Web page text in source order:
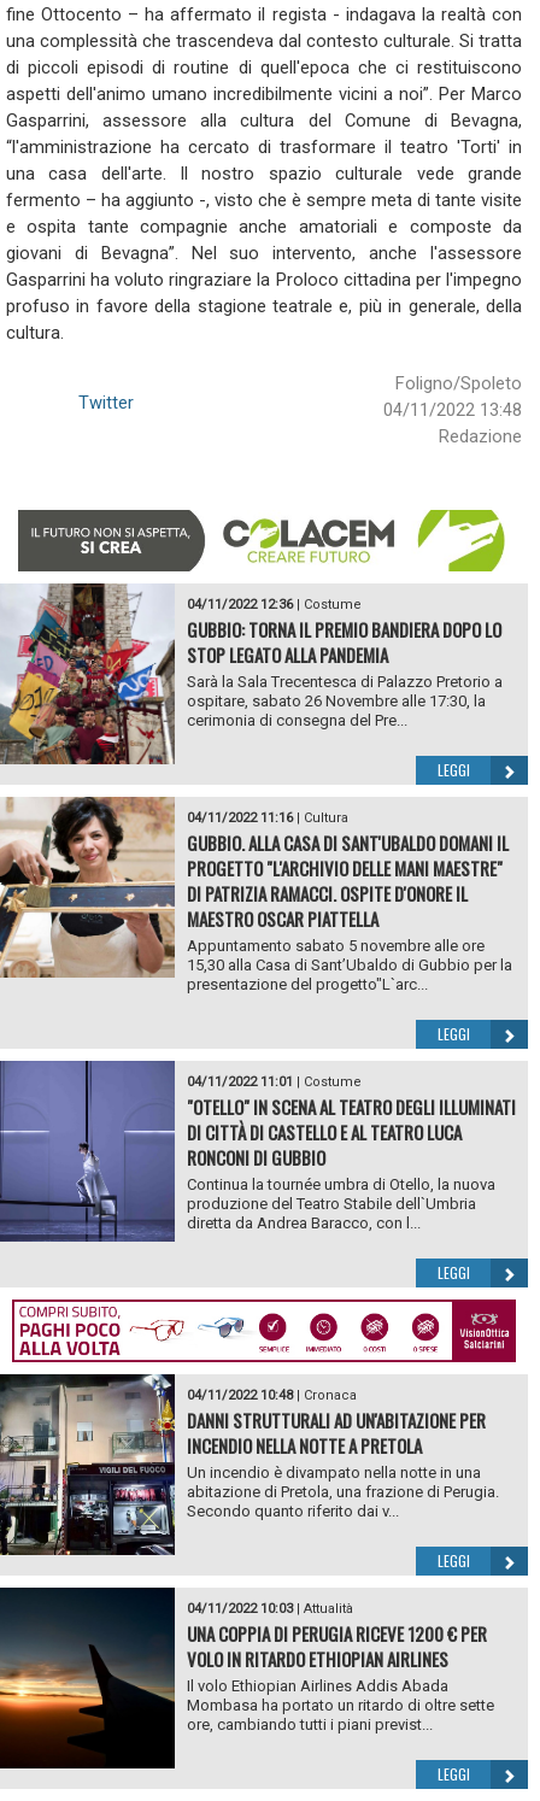
fine Ottocento – ha affermato il regista - indagava la realtà con
una complessità che trascendeva dal contesto culturale. Si tratta
di piccoli episodi di routine di quell'epoca che ci restituiscono
aspetti dell'animo umano incredibilmente vicini a noi”. Per Marco
Gasparrini, assessore alla cultura del Comune di Bevagna,
“l'amministrazione ha cercato di trasformare il teatro 'Torti' in
una casa dell'arte. Il nostro spazio culturale vede grande
fermento – ha aggiunto -, visto che è sempre meta di tante visite
e ospita tante compagnie anche amatoriali e composte da
giovani di Bevagna”. Nel suo intervento, anche l'assessore
Gasparrini ha voluto ringraziare la Proloco cittadina per l'impegno
profuso in favore della stagione teatrale e, più in generale, della
cultura.
Foligno/Spoleto
04/11/2022 13:48
Redazione
Twitter
04/11/2022 12:36| Costume
GUBBIO: TORNA IL PREMIO BANDIERA DOPO LO
STOP LEGATO ALLA PANDEMIA
Sarà la Sala Trecentesca di Palazzo Pretorio a
ospitare, sabato 26 Novembre alle 17:30, la
cerimonia di consegna del Pre...
LEGGI
04/11/2022 11:16| Cultura
GUBBIO. ALLA CASA DI SANT'UBALDO DOMANI IL
PROGETTO "L'ARCHIVIO DELLE MANI MAESTRE"
DI PATRIZIA RAMACCI. OSPITE D'ONORE IL
MAESTRO OSCAR PIATTELLA
Appuntamento sabato 5 novembre alle ore
15,30 alla Casa di Sant’Ubaldo di Gubbio per la
presentazione del progetto"L`arc...
LEGGI
04/11/2022 11:01 | Costume
"OTELLO" IN SCENA AL TEATRO DEGLI ILLUMINATI
DI CITTÀ DI CASTELLO E AL TEATRO LUCA
RONCONI DI GUBBIO
Continua la tournée umbra di Otello, la nuova
produzione del Teatro Stabile dell`Umbria
diretta da Andrea Baracco, con l...
LEGGI
04/11/2022 10:48| Cronaca
DANNI STRUTTURALI AD UN'ABITAZIONE PER
INCENDIO NELLA NOTTE A PRETOLA
Un incendio è divampato nella notte in una
abitazione di Pretola, una frazione di Perugia.
Secondo quanto riferito dai v...
LEGGI
04/11/2022 10:03| Attualità
UNA COPPIA DI PERUGIA RICEVE 1200 € PER
VOLO IN RITARDO ETHIOPIAN AIRLINES
Il volo Ethiopian Airlines Addis Abada
Mombasa ha portato un ritardo di oltre sette
ore, cambiando tutti i piani previst...
LEGGI